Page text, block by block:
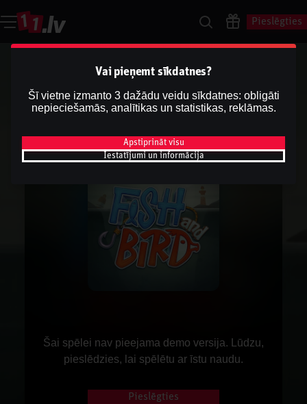
Pieslēgties
Šai spēlei nav pieejama demo versija. Lūdzu,
pieslēdzies, lai spēlētu ar īstu naudu.
Pieslēgties
Vai pieņemt sīkdatnes?
Šī vietne izmanto 3 dažādu veidu sīkdatnes: obligāti
nepieciešamās, analītikas un statistikas, reklāmas.
Apstiprināt visu
Iestatījumi un informācija